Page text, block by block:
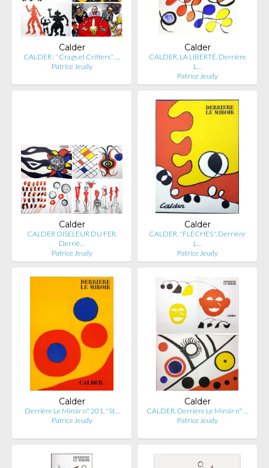
Calder
CALDER : "Crags et Critters". …
Patrice Jeudy
Calder
CALDER, LA LIBERTÉ. Derrière
L…
Patrice Jeudy
Calder
CALDER OISELEUR DU FER.
Derriè…
Patrice Jeudy
Calder
CALDER. "FLÈCHES". Derrière
L…
Patrice Jeudy
Calder
Derrière Le Miroir n° 201. "St…
Patrice Jeudy
Calder
CALDER. Derrière Le Miroir n° …
Patrice Jeudy